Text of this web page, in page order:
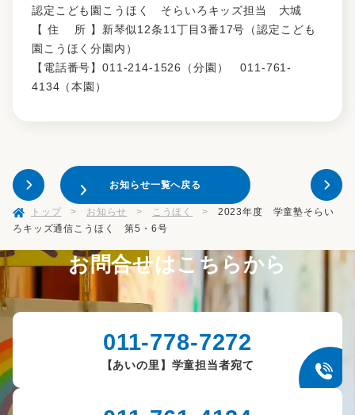
認定こども園こうほく そらいろキッズ担当 大城
【 住 所 】新琴似12条11丁目3番17号（認定こども
園こうほく分園内）
【電話番号】011-214-1526（分園） 011-761-
4134（本園）
お知らせ一覧へ戻る
トップ > お知らせ > こうほく >
2023年度 学童塾そらい
ろキッズ通信こうほく 第5・6号
お問合せはこちらから
011-778-7272
【あいの里】学童担当者宛て